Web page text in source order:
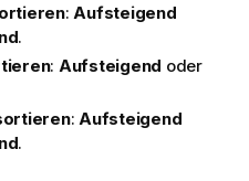
:Aufsteigend
.
: Aufsteigend oder
: Aufsteigend
.